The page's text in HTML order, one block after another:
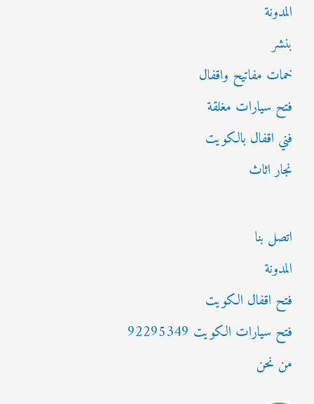
المدونة
بنشر
خمات مفاتيح واقفال
فتح سيارات مغلقة
فني اقفال بالكويت
نجار اثاث
اتصل بنا
المدونة
فتح اقفال الكويت
فتح سيارات الكويت 92295349
من نحن